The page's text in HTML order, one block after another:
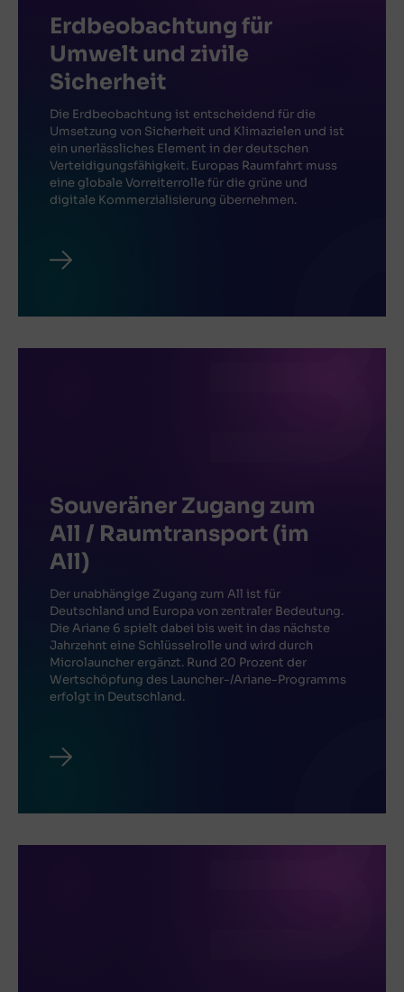
Erdbeobachtung für
Umwelt und zivile
Sicherheit
Die Erdbeobachtung ist entscheidend für die
Umsetzung von Sicherheit und Klimazielen und ist
ein unerlässliches Element in der deutschen
Verteidigungsfähigkeit. Europas Raumfahrt muss
eine globale Vorreiterrolle für die grüne und
digitale Kommerzialisierung übernehmen.
Souveräner Zugang zum
All / Raumtransport (im
All)
Der unabhängige Zugang zum All ist für
Deutschland und Europa von zentraler Bedeutung.
Die Ariane 6 spielt dabei bis weit in das nächste
Jahrzehnt eine Schlüsselrolle und wird durch
Microlauncher ergänzt. Rund 20 Prozent der
Wertschöpfung des Launcher-/Ariane-Programms
erfolgt in Deutschland.